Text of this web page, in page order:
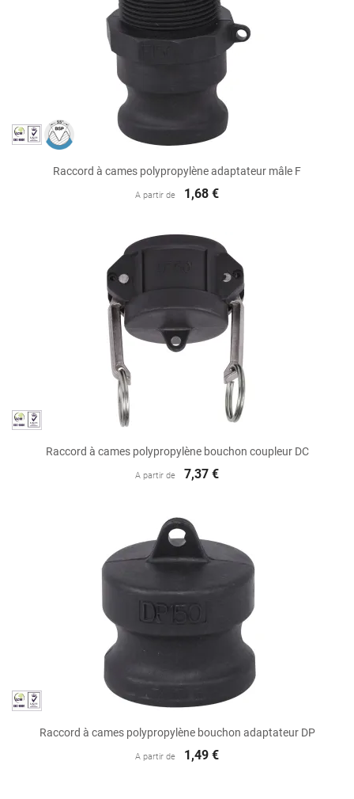
Raccord à cames polypropylène adaptateur mâle F
A partir de 1,68 €
Raccord à cames polypropylène bouchon coupleur DC
A partir de 7,37 €
Raccord à cames polypropylène bouchon adaptateur DP
A partir de 1,49 €